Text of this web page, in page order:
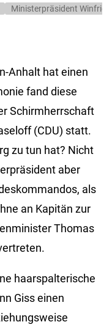
Ministerpräsident
Anhalt hat einen
fand diese
Schirmherrschaft
(CDU) statt.
zu tun hat? Nicht
aber
als
an Kapitän zur
Thomas
haarspalterische
Giss einen